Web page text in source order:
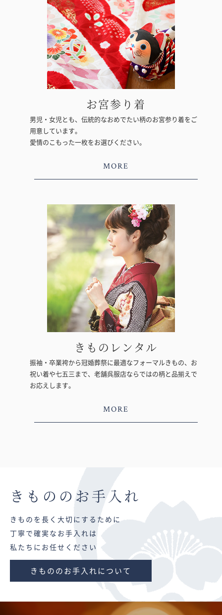
お宮参り着
男児・女児とも、伝統的なおめでたい柄のお宮参り着をご
用意しています。
愛情のこもった一枚をお選びください。
MORE
きものレンタル
振袖・卒業袴から冠婚葬祭に最適なフォーマルきもの、お
祝い着や七五三まで、老舗呉服店ならではの柄と品揃えで
お応えします。
MORE
きものの お手入れ
きものを長く大切にするために
丁寧で確実なお手入れは
私たちにお任せください
きもののお手入れについて